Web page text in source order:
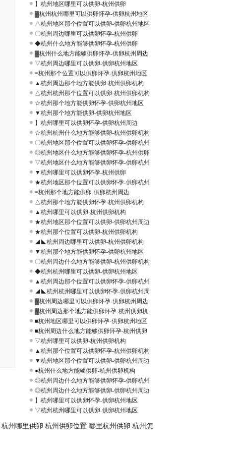
】杭州地区哪里可以供卵-杭州供卵
▓杭州杭州哪里可以供卵怀孕-供卵杭州地区
△杭州地区那个位置可以供卵-供卵杭州地区
〇杭州周边哪里可以供卵怀孕-杭州供卵
◆杭州什么地方能够供卵怀孕-杭州供卵
▓杭州什么地方能够供卵怀孕-供卵杭州周边
▽杭州周边哪里可以供卵-供卵杭州地区
=杭州那个位置可以供卵怀孕-供卵杭州地区
▲杭州周边那个地方能供卵-杭州供卵机构
△杭州杭州那个位置可以供卵-杭州供卵机构
☆杭州那个地方能供卵怀孕-供卵杭州地区
▼杭州那个地方能供卵-供卵杭州地区
】杭州哪里可以供卵怀孕-供卵杭州周边
☆杭州杭州什么地方能够供卵-杭州供卵机构
〇杭州地区那个位置可以供卵怀孕-供卵杭州
◎杭州地区什么地方能够供卵怀孕-杭州供卵
▽杭州地区什么地方能够供卵怀孕-供卵杭州
▼杭州哪里可以供卵怀孕-杭州供卵
★杭州地区那个位置可以供卵怀孕-供卵杭州
=杭州那个地方能供卵-供卵杭州周边
△杭州那个地方能供卵怀孕-杭州供卵机构
▲杭州哪里可以供卵-杭州供卵机构
★杭州地区那个位置可以供卵-供卵杭州周边
★杭州那个位置可以供卵-杭州供卵机构
◢◣杭州周边哪里可以供卵-杭州供卵机构
▼杭州那个地方能供卵怀孕-供卵杭州地区
〇杭州周边什么地方能够供卵-杭州供卵机构
◆杭州杭州哪里可以供卵-供卵杭州地区
▲杭州周边那个位置可以供卵怀孕-供卵杭州
◢◣杭州杭州哪里可以供卵怀孕-供卵杭州周
▓杭州周边哪里可以供卵怀孕-供卵杭州周边
▓杭州周边那个地方能供卵怀孕-杭州供卵机
■杭州地区哪里可以供卵怀孕-供卵杭州地区
■杭州周边什么地方能够供卵怀孕-杭州供卵
▽杭州哪里可以供卵-杭州供卵机构
▲杭州那个位置可以供卵怀孕-杭州供卵机构
▼杭州地区那个位置可以供卵-供卵杭州周边
●杭州什么地方能够供卵-杭州供卵机构
◎杭州周边什么地方能够供卵怀孕-供卵杭州
◎杭州周边什么地方能够供卵-供卵杭州周边
】杭州哪里可以供卵怀孕-供卵杭州地区
▽杭州杭州哪里可以供卵-供卵杭州地区
杭州哪里供卵 杭州供卵位置 哪里杭州供卵 杭州怎